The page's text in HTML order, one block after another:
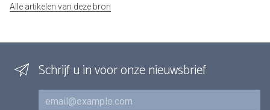
Alle artikelen van deze bron
Schrijf u in voor onze nieuwsbrief
E-mail